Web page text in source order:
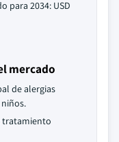
para 2034: USD
mercado
de alergias
tratamiento